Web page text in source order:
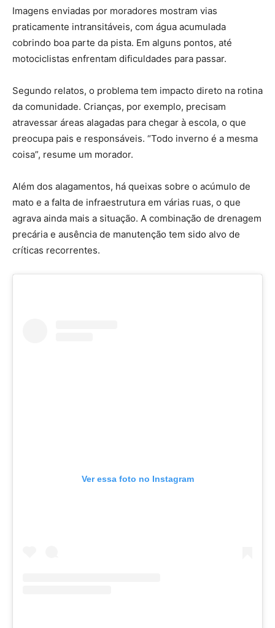
Imagens enviadas por moradores mostram vias
praticamente intransitáveis, com água acumulada
cobrindo boa parte da pista. Em alguns pontos, até
motociclistas enfrentam dificuldades para passar.
Segundo relatos, o problema tem impacto direto na rotina
da comunidade. Crianças, por exemplo, precisam
atravessar áreas alagadas para chegar à escola, o que
preocupa pais e responsáveis. “Todo inverno é a mesma
coisa”, resume um morador.
Além dos alagamentos, há queixas sobre o acúmulo de
mato e a falta de infraestrutura em várias ruas, o que
agrava ainda mais a situação. A combinação de drenagem
precária e ausência de manutenção tem sido alvo de
críticas recorrentes.
Ver essa foto no Instagram